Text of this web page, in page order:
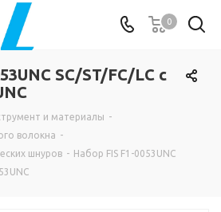
0
SC/ST/FC/LC с
и материалы -
волокна -
шнуров - Набор FIS F1-0053UNC